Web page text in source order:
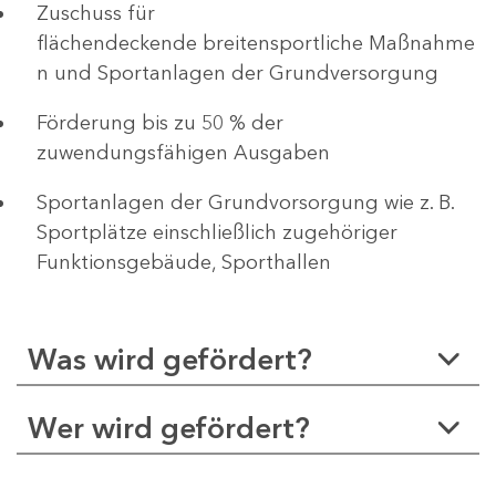
Zuschuss für
flächendeckende breitensportliche Maßnahme
n und Sportanlagen der Grundversorgung
Förderung bis zu 50 % der
zuwendungsfähigen Ausgaben
Sportanlagen der Grundvorsorgung wie z. B.
Sportplätze einschließlich zugehöriger
Funktionsgebäude, Sporthallen​​​​​
Was wird gefördert?
Wer wird gefördert?